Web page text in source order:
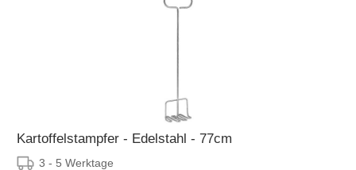
Kartoffelstampfer - Edelstahl - 77cm
3 - 5 Werktage